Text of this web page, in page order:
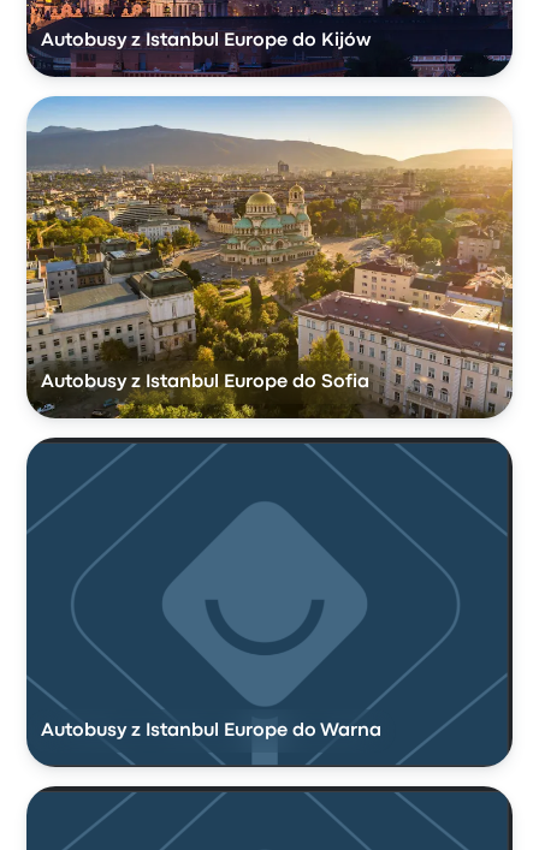
Autobusy z Istanbul Europe do Kijów
Autobusy z Istanbul Europe do Sofia
Autobusy z Istanbul Europe do Warna